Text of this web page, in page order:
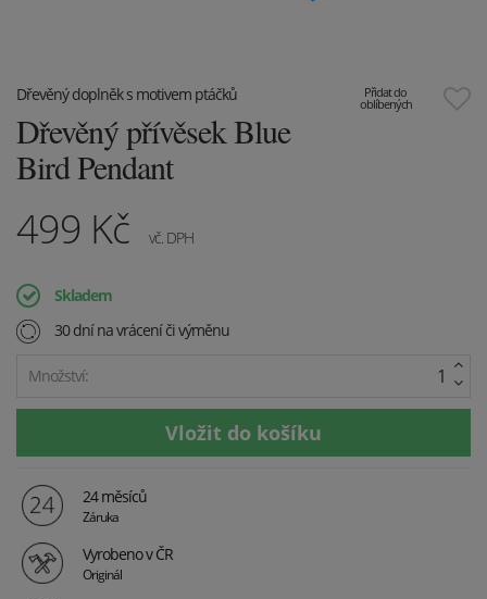
Přidat do
oblíbených
Dřevěný doplněk s motivem ptáčků
Dřevěný přívěsek Blue
Bird Pendant
499 Kč vč. DPH
Skladem
30 dní na vrácení či výměnu
Množství:
24 měsíců
Záruka
Vyrobeno v ČR
Originál